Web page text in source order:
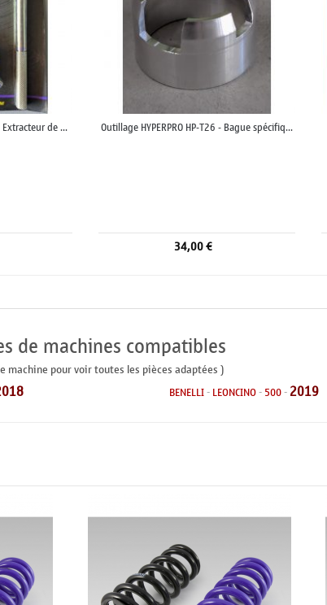
Extracteur de ... Outillage HYPERPRO HP-T26 - Bague spécifiq...
34,00 €
de machines compatibles
machine pour voir toutes les pièces adaptées )
BENELLI-LEONCINO-500-2019